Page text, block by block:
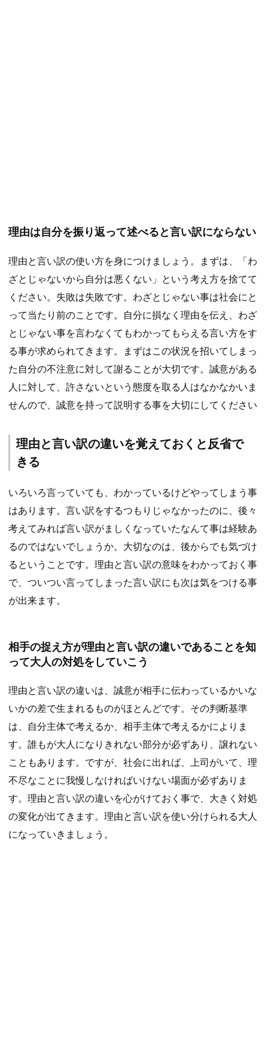
理由は自分を振り返って述べると言い訳にならない
理由と言い訳の使い方を身につけましょう。まずは、「わ
ざとじゃないから自分は悪くない」という考え方を捨てて
ください。失敗は失敗です。わざとじゃない事は社会にと
って当たり前のことです。自分に損なく理由を伝え、わざ
とじゃない事を言わなくてもわかってもらえる言い方をす
る事が求められてきます。まずはこの状況を招いてしまっ
た自分の不注意に対して謝ることが大切です。誠意がある
人に対して、許さないという態度を取る人はなかなかいま
せんので、誠意を持って説明する事を大切にしてください
理由と言い訳の違いを覚えておくと反省で
きる
いろいろ言っていても、わかっているけどやってしまう事
はあります。言い訳をするつもりじゃなかったのに、後々
考えてみれば言い訳がましくなっていたなんて事は経験あ
るのではないでしょうか。大切なのは、後からでも気づけ
るということです。理由と言い訳の意味をわかっておく事
で、ついつい言ってしまった言い訳にも次は気をつける事
が出来ます。
相手の捉え方が理由と言い訳の違いであることを知
って大人の対処をしていこう
理由と言い訳の違いは、誠意が相手に伝わっているかいな
いかの差で生まれるものがほとんどです。その判断基準
は、自分主体で考えるか、相手主体で考えるかによりま
す。誰もが大人になりきれない部分が必ずあり、譲れない
こともあります。ですが、社会に出れば、上司がいて、理
不尽なことに我慢しなければいけない場面が必ずありま
す。理由と言い訳の違いを心がけておく事で、大きく対処
の変化が出てきます。理由と言い訳を使い分けられる大人
になっていきましょう。